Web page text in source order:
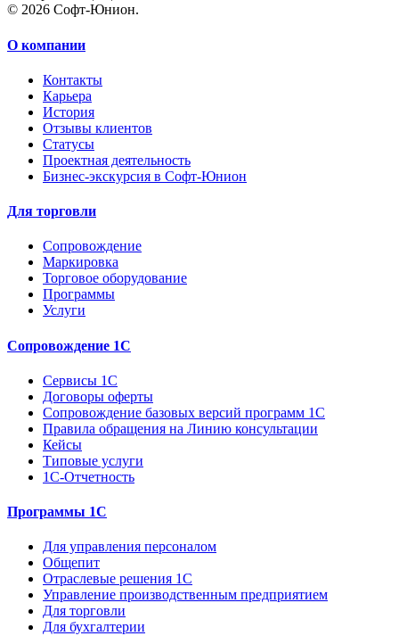
© 2026 Софт-Юнион.
О компании
Контакты
Карьера
История
Отзывы клиентов
Статусы
Проектная деятельность
Бизнес-экскурсия в Софт-Юнион
Для торговли
Сопровождение
Маркировка
Торговое оборудование
Программы
Услуги
Сопровождение 1С
Сервисы 1С
Договоры оферты
Сопровождение базовых версий программ 1С
Правила обращения на Линию консультации
Кейсы
Типовые услуги
1С-Отчетность
Программы 1С
Для управления персоналом
Общепит
Отраслевые решения 1С
Управление производственным предприятием
Для торговли
Для бухгалтерии